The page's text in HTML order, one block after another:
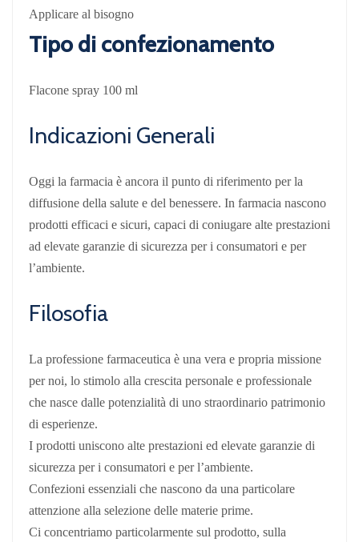
Applicare al bisogno
Tipo di confezionamento
Flacone spray 100 ml
Indicazioni Generali
Oggi la farmacia è ancora il punto di riferimento per la
diffusione della salute e del benessere. In farmacia nascono
prodotti efficaci e sicuri, capaci di coniugare alte prestazioni
ad elevate garanzie di sicurezza per i consumatori e per
l’ambiente.
Filosofia
La professione farmaceutica è una vera e propria missione
per noi, lo stimolo alla crescita personale e professionale
che nasce dalle potenzialità di uno straordinario patrimonio
di esperienze.
I prodotti uniscono alte prestazioni ed elevate garanzie di
sicurezza per i consumatori e per l’ambiente.
Confezioni essenziali che nascono da una particolare
attenzione alla selezione delle materie prime.
Ci concentriamo particolarmente sul prodotto, sulla